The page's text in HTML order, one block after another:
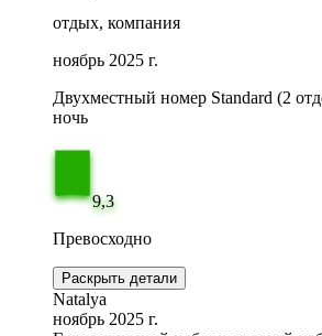
отдых, компания
ноябрь 2025 г.
Двухместный номер Standard (2
ночь
9,3
Превосходно
Раскрыть детали
Natalya
ноябрь 2025 г.